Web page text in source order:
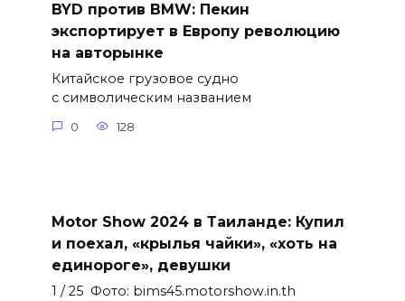
BYD против BMW: Пекин
экспортирует в Европу революцию
на авторынке
Китайское грузовое судно
с символическим названием
0 128
Motor Show 2024 в Таиланде: Купил
и поехал, «крылья чайки», «хоть на
единороге», девушки
1 / 25 Фото: bims45.motorshow.in.th